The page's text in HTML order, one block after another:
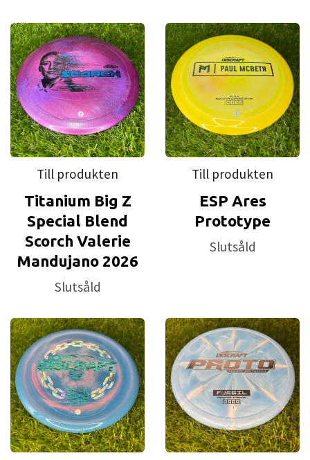
Till produkten
Titanium Big Z
Special Blend
Scorch Valerie
Mandujano 2026
Slutsåld
Till produkten
ESP Ares
Prototype
Slutsåld